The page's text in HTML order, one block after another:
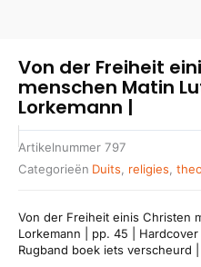
Von der Freiheit
menschen Matin
Lorkemann |
Artikelnummer 797
Categorieën Duits religies
Von der Freiheit einis Christen
Lorkemann | pp. 45 | Hardcover
Rugband boek iets verscheurd |